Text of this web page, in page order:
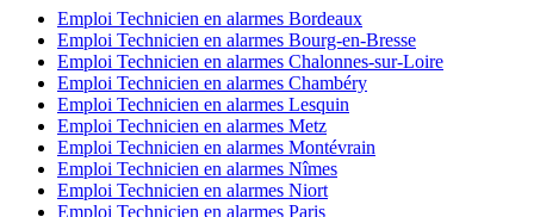
Emploi Technicien en alarmes Bordeaux
Emploi Technicien en alarmes Bourg-en-Bresse
Emploi Technicien en alarmes Chalonnes-sur-Loire
Emploi Technicien en alarmes Chambéry
Emploi Technicien en alarmes Lesquin
Emploi Technicien en alarmes Metz
Emploi Technicien en alarmes Montévrain
Emploi Technicien en alarmes Nîmes
Emploi Technicien en alarmes Niort
Emploi Technicien en alarmes Paris